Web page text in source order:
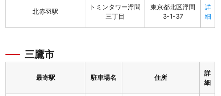
北赤羽駅
トミンタワー浮間
三丁目
東京都北区浮間
3-1-37
詳
細
三鷹市
最寄駅 駐車場名 住所
詳
細